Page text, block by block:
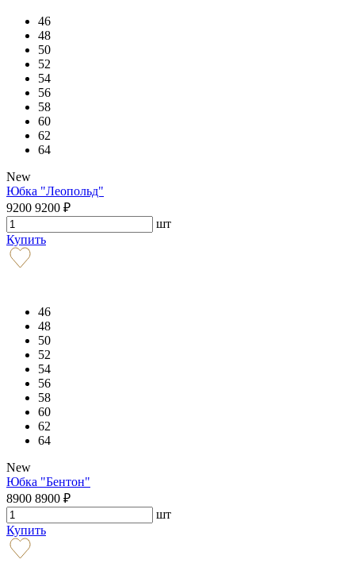
46
48
50
52
54
56
58
60
62
64
New
Юбка "Леопольд"
9200 9200 ₽
шт
Купить
46
48
50
52
54
56
58
60
62
64
New
Юбка "Бентон"
8900 8900 ₽
шт
Купить